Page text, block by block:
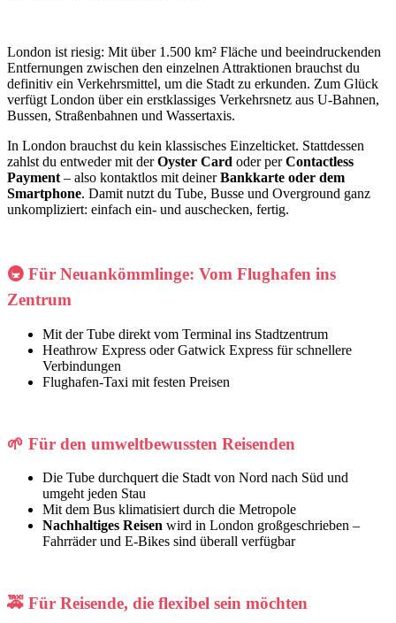
London ist riesig: Mit über 1.500 km² Fläche und beeindruckenden
Entfernungen zwischen den einzelnen Attraktionen brauchst du
definitiv ein Verkehrsmittel, um die Stadt zu erkunden. Zum Glück
verfügt London über ein erstklassiges Verkehrsnetz aus U-Bahnen,
Bussen, Straßenbahnen und Wassertaxis.
In London brauchst du kein klassisches Einzelticket. Stattdessen
zahlst du entweder mit derOyster Card oder perContactless
Payment– also kontaktlos mit deinerBankkarte oder dem
Smartphone. Damit nutzt du Tube, Busse und Overground ganz
unkompliziert: einfach ein- und auschecken, fertig.
🚇 Für Neuankömmlinge: Vom Flughafen ins
Zentrum
Mit der Tube direkt vom Terminal ins Stadtzentrum
Heathrow Express oder Gatwick Express für schnellere
Verbindungen
Flughafen-Taxi mit festen Preisen
🌱 Für den umweltbewussten Reisenden
Die Tube durchquert die Stadt von Nord nach Süd und
umgeht jeden Stau
Mit dem Bus klimatisiert durch die Metropole
Nachhaltiges Reisen wird in London großgeschrieben –
Fahrräder und E-Bikes sind überall verfügbar
🚕 Für Reisende, die flexibel sein möchten